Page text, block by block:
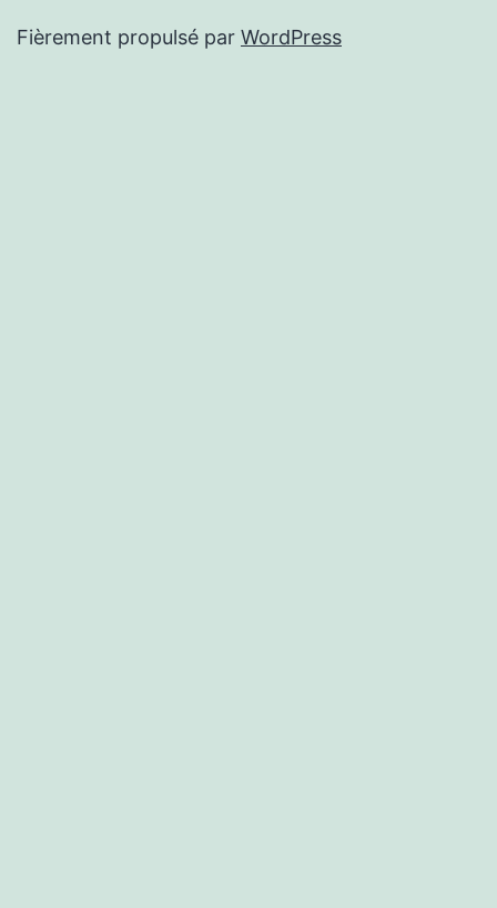
Fièrement propulsé par WordPress